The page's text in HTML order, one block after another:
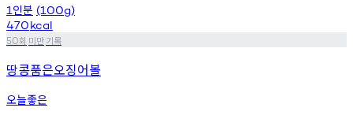
1 인분 (100g)
470kcal
50회 미만기록
땅콩품은오징어볼
오늘좋은